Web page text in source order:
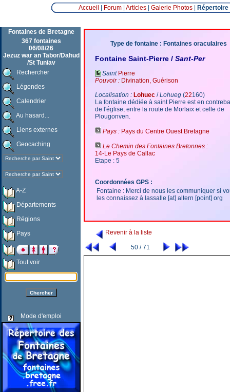
Accueil Forum| Articles| Galerie Photos|
Fontaines de Bretagne
367 fontaines
06/08/26
Jezuz war an Tabor/Dahud
/St Tuniav
Rechercher
Légendes
Calendrier
Au hasard...
Liens externes
Geocaching
A-Z
Départements
Régions
Pays
Tout voir
Mode d'emploi
Type de fontaine : Fontaines oraculaires
Fontaine Saint-Pierre / Sant-Per
Saint Pierre
Pouvoir : Divination, Guérison
Localisation : Lohuec /Lohueg (22160)
La fontaine dédiée à saint Pierre est en
de l'église, entre la route de Morlaix et celle de
Plougonven.
Pays : Pays du Centre Ouest Bretagne
Le Chemin des Fontaines Bretonnes :
14-Le Pays de Callac
Etape : 5
Coordonnées GPS :
Fontaine : Merci de nous les communiquer si
les connaissez à lassalle [at] altern [point] org
Revenir à la liste
50 / 71